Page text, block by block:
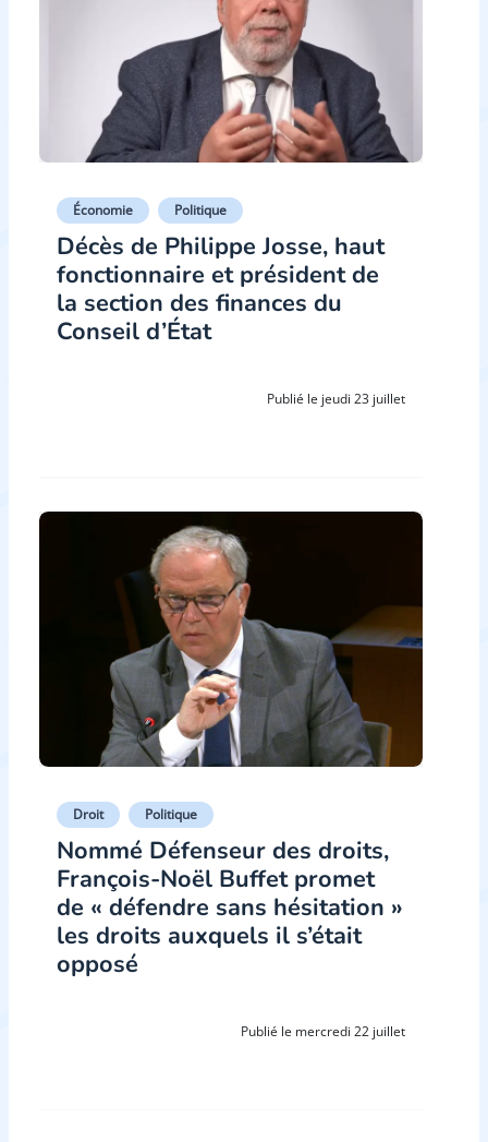
Économie Politique
Décès de Philippe Josse, haut
fonctionnaire et président de
la section des finances du
Conseil d’État
Publié le jeudi 23 juillet
Droit Politique
Nommé Défenseur des droits,
François-Noël Buffet promet
de « défendre sans hésitation »
les droits auxquels il s’était
opposé
Publié le mercredi 22 juillet